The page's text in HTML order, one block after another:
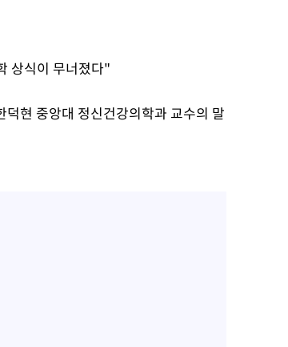
상식이 무너졌다"
현 중앙대 정신건강의학과 교수의 말